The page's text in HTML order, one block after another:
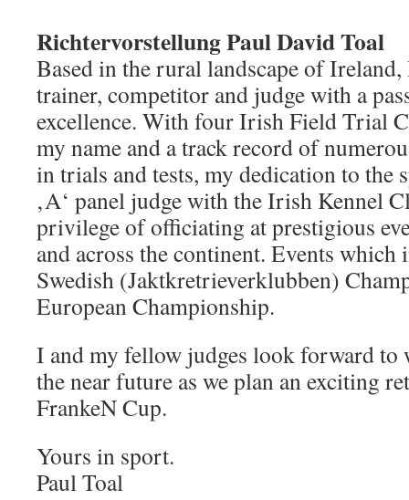
Richtervorstellung Paul David Toal
Based in the rural landscape of Ireland,
trainer, competitor and judge with a
excellence. With four Irish Field Trial
my name and a track record of
in trials and tests, my dedication to the
‚A‘ panel judge with the Irish Kennel
privilege of officiating at prestigious
and across the continent. Events
Swedish (Jaktkretrieverklubben)
European Championship.
I and my fellow judges look forward
the near future as we plan an exciting
FrankeN Cup.
Yours in sport.
Paul Toal